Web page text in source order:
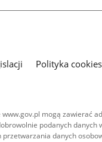
Polityka cookies
mogą zawierać
podanych danych
danych